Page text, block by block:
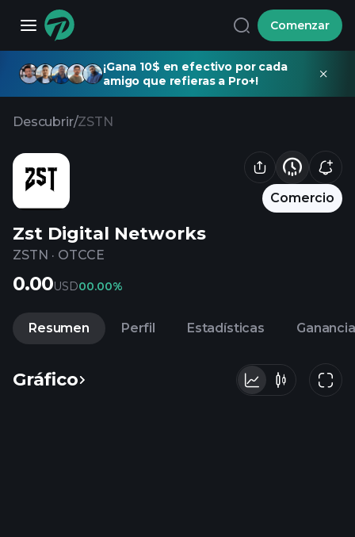
Comenzar
¡Gana 10$ en efectivo por cada
amigo que refieras a Pro+!
Descubrir/ZSTN
Comercio
Zst Digital Networks
ZSTN · OTCCE
0.00USD00.00%
Resumen Perfil Estadísticas
Gráfico